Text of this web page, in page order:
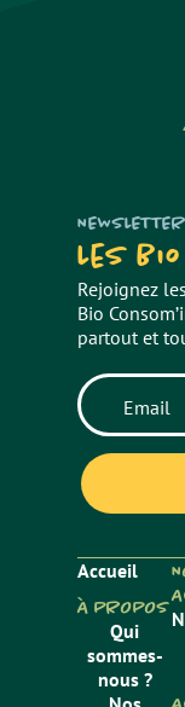
NEWSLETTER
Les
Rejoignez
Bio
partout et
Accueil
À PROPOS
Qui
sommes-
nous ?